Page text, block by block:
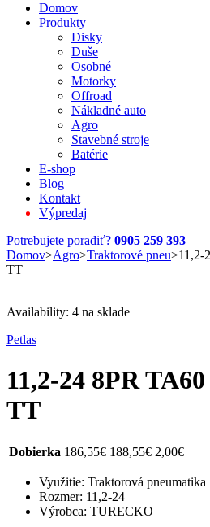
Domov
Produkty
Disky
Duše
Osobné
Motorky
Offroad
Nákladné auto
Agro
Stavebné stroje
Batérie
E-shop
Blog
Kontakt
Výpredaj
Potrebujete poradiť? 0905 259 393
Domov>Agro>Traktorové pneu>11,2-
TT
Availability: 4 na sklade
Petlas
11,2-24 8PR
TT
Dobierka 186,55€ 188,55€ 2,00€
Využitie: Traktorová pneumatika
Rozmer: 11,2-24
Výrobca: TURECKO